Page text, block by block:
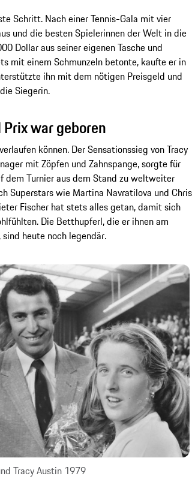
Schritt. Nach einer Tennis-Gala mit vier
und die besten Spielerinnen der Welt in die
Dollar aus seiner eigenen Tasche und
mit einem Schmunzeln betonte, kaufte er in
ihn mit dem nötigen Preisgeld und
Siegerin.
war geboren
können. Der Sensationssieg von Tracy
mit Zöpfen und Zahnspange, sorgte für
dem Turnier aus dem Stand zu weltweiter
Superstars wie Martina Navratilova und Chris
Fischer hat stets alles getan, damit sich
Die Betthupferl, die er ihnen am
heute noch legendär.
Tracy Austin 1979